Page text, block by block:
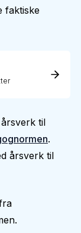
faktiske
til
.
årsverk til